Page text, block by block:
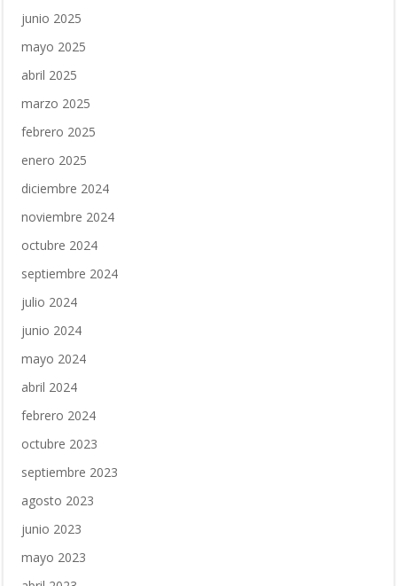
junio 2025
mayo 2025
abril 2025
marzo 2025
febrero 2025
enero 2025
diciembre 2024
noviembre 2024
octubre 2024
septiembre 2024
julio 2024
junio 2024
mayo 2024
abril 2024
febrero 2024
octubre 2023
septiembre 2023
agosto 2023
junio 2023
mayo 2023